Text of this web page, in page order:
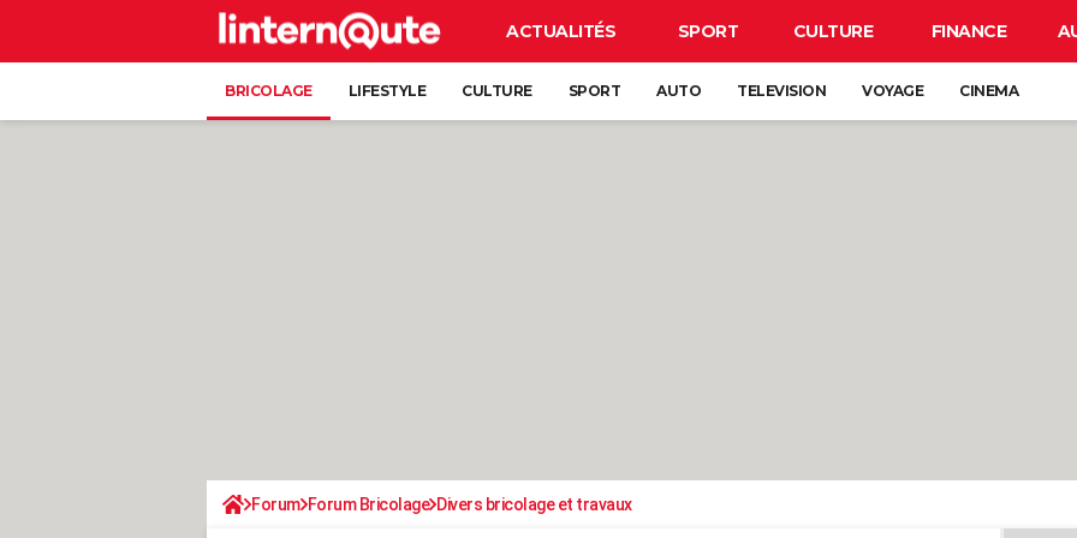
ACTUALITÉS SPORT CULTURE FINANCE
BRICOLAGE LIFESTYLE CULTURE SPORT AUTO TELEVISION VOYAGE CINEMA
Forum Forum Bricolage Divers bricolage et travaux